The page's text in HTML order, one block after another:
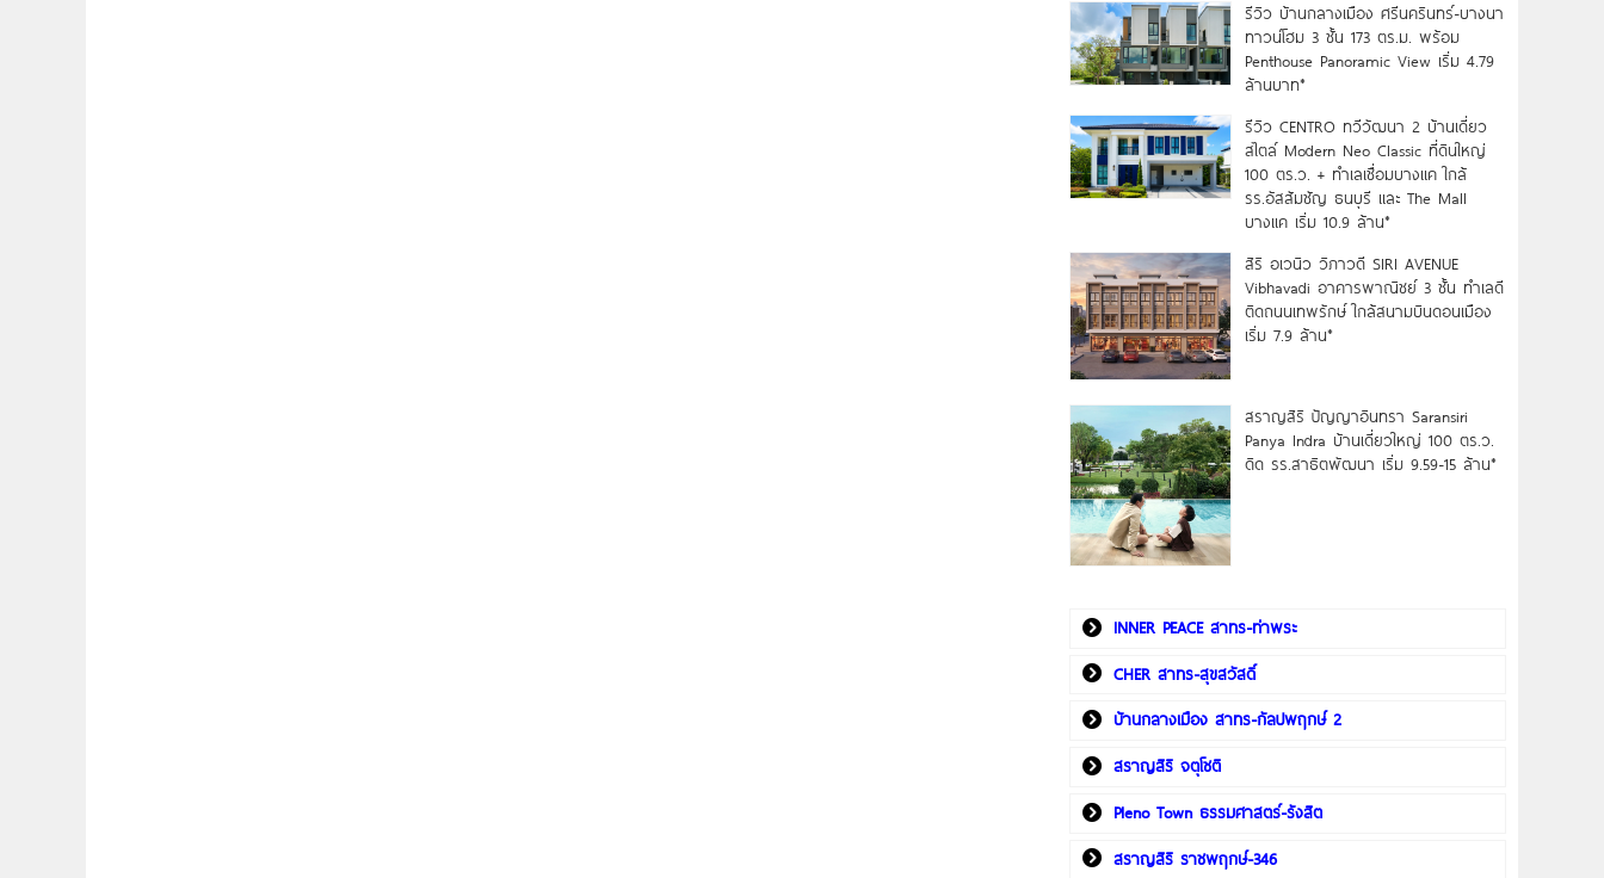
รีวิว บ้านกลางเมือง ศรีนครินทร์-บางนา
ทาวน์โฮม 3 ชั้น 173 ตร.ม. พร้อม
Penthouse Panoramic View เริ่ม 4.79
ล้านบาท*
รีวิว CENTRO ทวีวัฒนา 2 บ้านเดี่ยว
สไตล์ Modern Neo Classic ที่ดินใหญ่
100 ตร.ว. + ทำเลเชื่อมบางแค ใกล้
รร.อัสสัมชัญ ธนบุรี และ The Mall
บางแค เริ่ม 10.9 ล้าน*
สิริ อเวนิว วิภาวดี SIRI AVENUE
Vibhavadi อาคารพาณิชย์ 3 ชั้น ทำเลดี
ติดถนนเทพรักษ์ ใกล้สนามบินดอนเมือง
เริ่ม 7.9 ล้าน*
สราญสิริ ปัญญาอินทรา Saransiri
Panya Indra บ้านเดี่ยวใหญ่ 100 ตร.ว.
ดิด รร.สาธิตพัฒนา เริ่ม 9.59-15 ล้าน*
INNER PEACE สาทร-ท่าพระ
CHER สาทร-สุขสวัสดิ์
บ้านกลางเมือง สาทร-กัลปพฤกษ์ 2
สราญสิริ จตุโชติ
Pleno Town ธรรมศาสตร์-รังสิต
สราญสิริ ราชพฤกษ์-346